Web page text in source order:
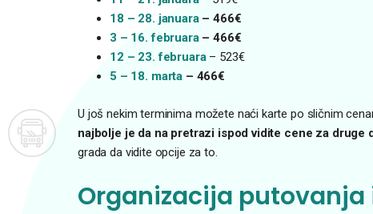
18 – 28. januara – 466€
3 – 16. februara– 466€
12 – 23. februara– 523€
5 – 18. marta – 466€
U još nekim terminima možete naći karte po sličnim
najbolje je da na pretrazi ispod vidite cene za druge
grada da vidite opcije za to.
Organizacija putovanja